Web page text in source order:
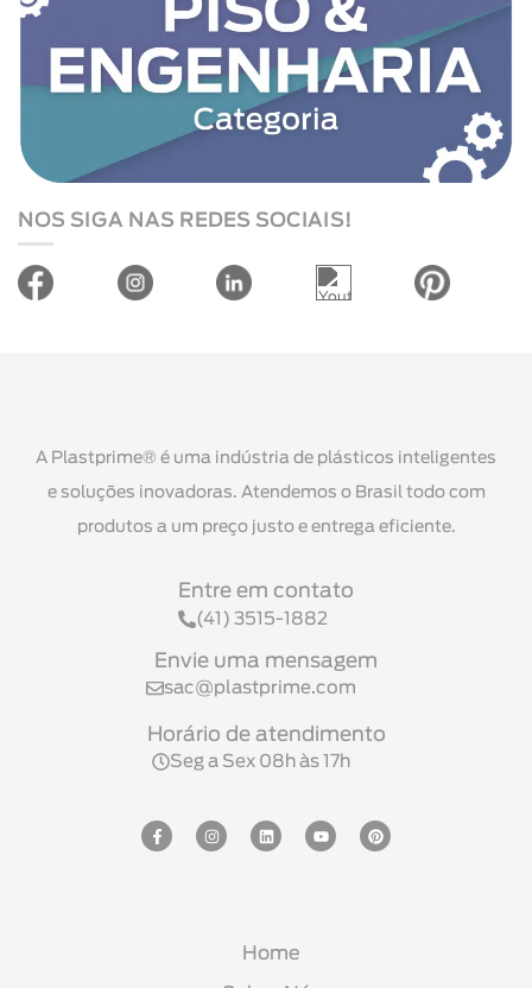
NOS SIGA NAS REDES SOCIAIS!
A Plastprime® é uma indústria de plásticos inteligentes
e soluções inovadoras. Atendemos o Brasil todo com
produtos a um preço justo e entrega eficiente.
Entre em contato
(41) 3515-1882
Envie uma mensagem
sac@plastprime.com
Horário de atendimento
Seg a Sex 08h às 17h
Home